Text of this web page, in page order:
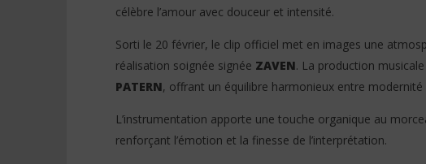
RnBoi feat Ayra Starr – Mon Bébé
(Clip Officiel)
2026
Stone
Booba très
du rap français : «
nous infiltrer »
février
Stone
célèbre l’amour avec douceur et intensité.
Sorti le 20 février, le clip officiel met en images une
réalisation soignée signée ZAVEN. La production
PATERN, offrant un équilibre harmonieux entre
L’instrumentation apporte une touche organique au
renforçant l’émotion et la finesse de l’interprétation.